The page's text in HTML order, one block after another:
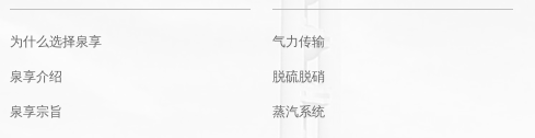
为什么选择泉享
泉享介绍
泉享宗旨
气力传输
脱硫脱硝
蒸汽系统